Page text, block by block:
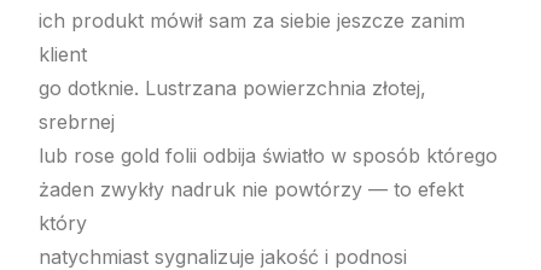
ich produkt mówił sam za siebie jeszcze zanim
klient
go dotknie. Lustrzana powierzchnia złotej,
srebrnej
lub rose gold folii odbija światło w sposób którego
żaden zwykły nadruk nie powtórzy — to efekt
który
natychmiast sygnalizuje jakość i podnosi